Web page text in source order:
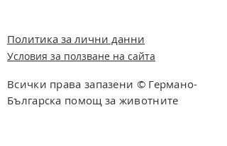
Политика за лични данни
Условия за ползване на сайта
Всички права запазени © Германо-
Българска помощ за животните